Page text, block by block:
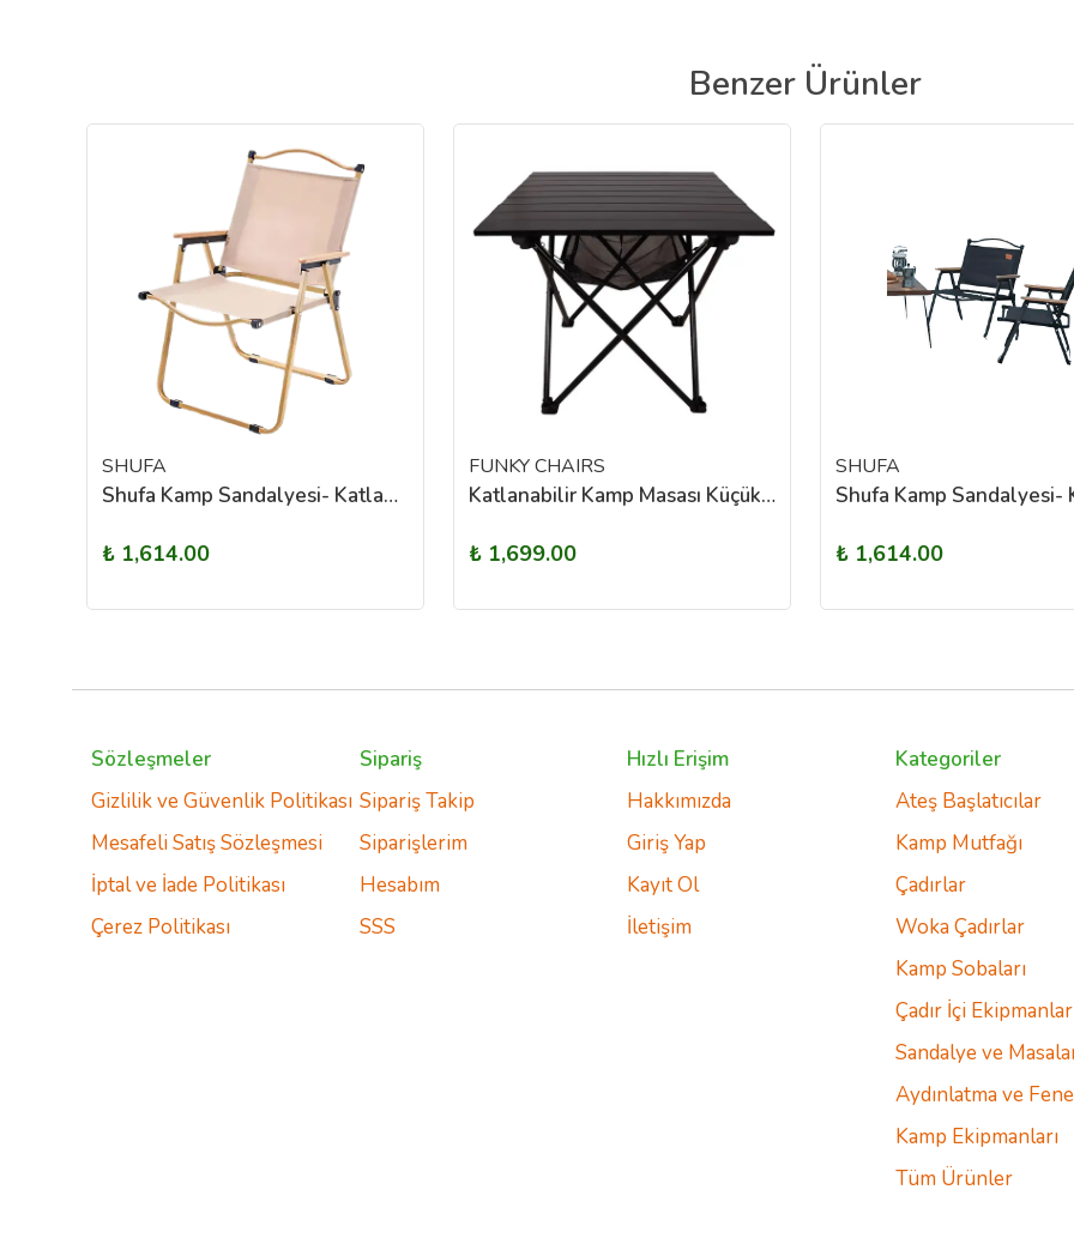
Benzer Ürünler
SHUFA
Shufa Kamp Sandalyesi- Katlanabilir - Bej - Çantasız
₺ 1,614.00
FUNKY CHAIRS
Katlanabilir Kamp Masası Küçük (50 x 55 X 53cm) Black
₺ 1,699.00
SHUFA
₺ 1,614.00
Sözleşmeler
Gizlilik ve Güvenlik Politikası
Mesafeli Satış Sözleşmesi
İptal ve İade Politikası
Çerez Politikası
Sipariş
Sipariş Takip
Siparişlerim
Hesabım
SSS
Hızlı Erişim
Hakkımızda
Giriş Yap
Kayıt Ol
İletişim
Kategoriler
Ateş Başlatıcılar
Kamp Mutfağı
Çadırlar
Woka Çadırlar
Kamp Sobaları
Çadır İçi Ekipmanlar
Sandalye ve
Aydınlatma ve
Kamp Ekipmanları
Tüm Ürünler